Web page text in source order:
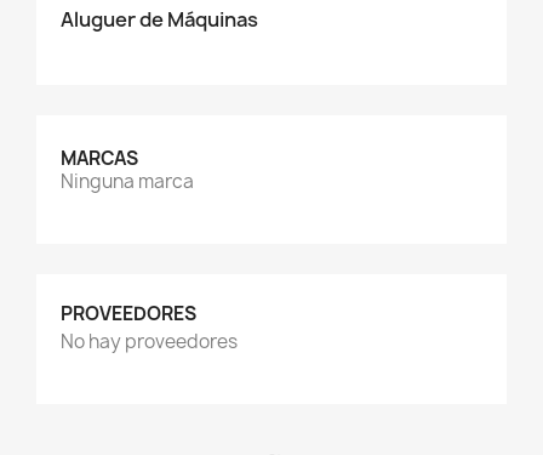
Aluguer de Máquinas
MARCAS
Ninguna marca
PROVEEDORES
No hay proveedores